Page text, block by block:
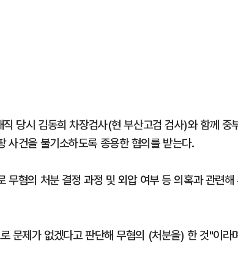
당시 김동희 차장검사(현 부산고검 검사)와 함께 중
사건을 불기소하도록 종용한 혐의를 받는다.
무혐의 처분 결정 과정 및 외압 여부 등 의혹과 관련
문제가 없겠다고 판단해 무혐의 (처분을) 한 것"이라